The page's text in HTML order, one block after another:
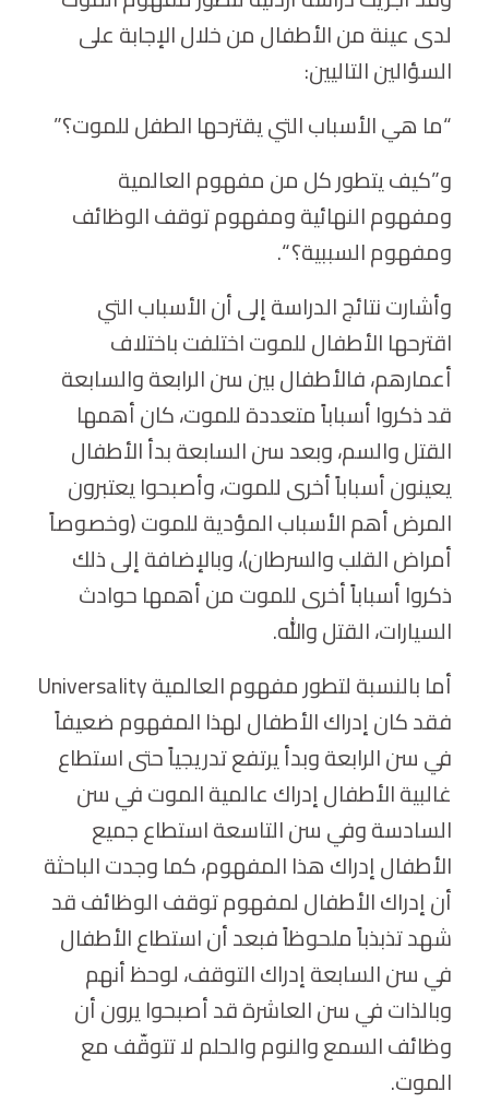
لدى عينة من الأطفال من خلال الإجابة على
السؤالين التاليين:
“ما هي الأسباب التي يقترحها الطفل للموت؟”
و”كيف يتطور كل من مفهوم العالمية
ومفهوم النهائية ومفهوم توقف الوظائف
ومفهوم السببية؟ “.
وأشارت نتائج الدراسة إلى أن الأسباب التي
اقترحها الأطفال للموت اختلفت باختلاف
أعمارهم، فالأطفال بين سن الرابعة والسابعة
قد ذكروا أسباباً متعددة للموت، كان أهمها
القتل والسم، وبعد سن السابعة بدأ الأطفال
يعينون أسباباً أخرى للموت، وأصبحوا يعتبرون
المرض أهم الأسباب المؤدية للموت (وخصوصاً
أمراض القلب والسرطان)، وبالإضافة إلى ذلك
ذكروا أسباباً أخرى للموت من أهمها حوادث
السيارات، القتل والله.
أما بالنسبة لتطور مفهوم العالمية Universality
فقد كان إدراك الأطفال لهذا المفهوم ضعيفاً
في سن الرابعة وبدأ يرتفع تدريجياً حتى استطاع
غالبية الأطفال إدراك عالمية الموت في سن
السادسة وفي سن التاسعة استطاع جميع
الأطفال إدراك هذا المفهوم، كما وجدت الباحثة
أن إدراك الأطفال لمفهوم توقف الوظائف قد
شهد تذبذباً ملحوظاً فبعد أن استطاع الأطفال
في سن السابعة إدراك التوقف، لوحظ أنهم
وبالذات في سن العاشرة قد أصبحوا يرون أن
وظائف السمع والنوم والحلم لا تتوقّف مع
الموت.